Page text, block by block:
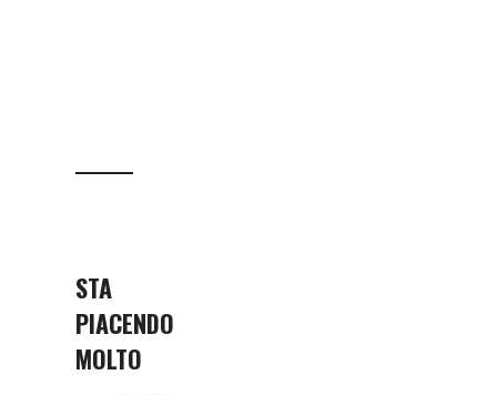
STA
PIACENDO
MOLTO